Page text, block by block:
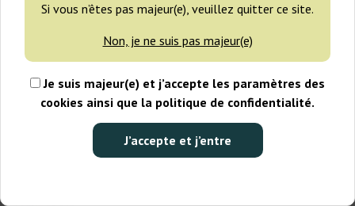
Si vous n’êtes pas majeur(e), veuillez quitter ce site.
Non, je ne suis pas majeur(e)
Je suis majeur(e) et j’accepte les paramètres des
cookies ainsi que la politique de confidentialité.
J’accepte et j’entre